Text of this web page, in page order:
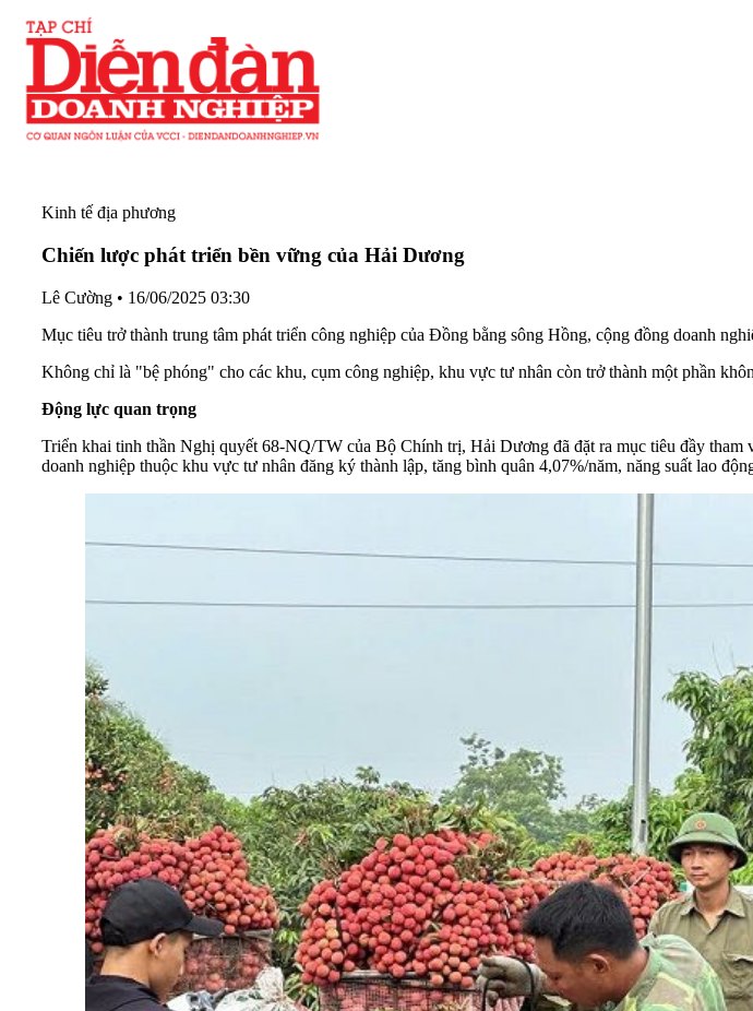
Kinh tế địa phương
Chiến lược phát triển bền vững của Hải Dương
Lê Cường • 16/06/2025 03:30
Mục tiêu trở thành trung tâm phát triển công nghiệp của Đồng bằng sông Hồng, cộng đồng doanh
Không chỉ là "bệ phóng" cho các khu, cụm công nghiệp, khu vực tư nhân còn trở thành một phần
Động lực quan trọng
Triển khai tinh thần Nghị quyết 68-NQ/TW của Bộ Chính trị, Hải Dương đã đặt ra mục tiêu đầy
doanh nghiệp thuộc khu vực tư nhân đăng ký thành lập, tăng bình quân 4,07%/năm, năng suất lao